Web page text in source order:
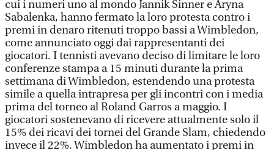
cui i numeri uno al mondo Jannik Sinner e Aryna
Sabalenka, hanno fermato la loro protesta contro i
premi in denaro ritenuti troppo bassi a Wimbledon,
come annunciato oggi dai rappresentanti dei
giocatori. I tennisti avevano deciso di limitare le loro
conferenze stampa a 15 minuti durante la prima
settimana di Wimbledon, estendendo una protesta
simile a quella intrapresa per gli incontri con i media
prima del torneo al Roland Garros a maggio. I
giocatori sostenevano di ricevere attualmente solo il
15% dei ricavi dei tornei del Grande Slam, chiedendo
invece il 22%. Wimbledon ha aumentato i premi in